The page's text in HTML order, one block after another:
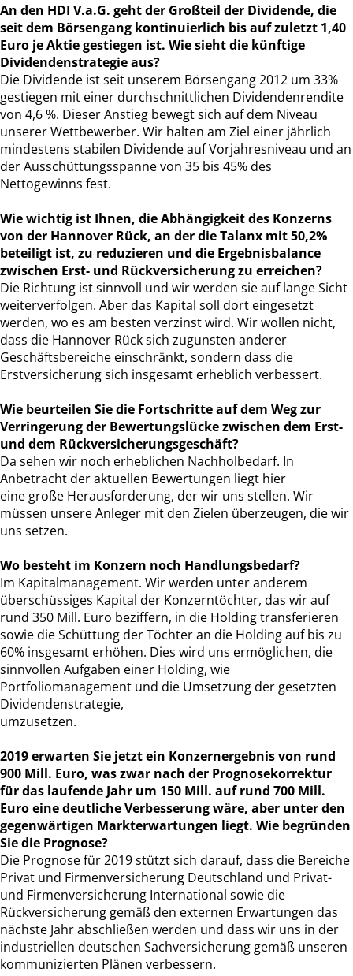
An den HDI V.a.G. geht der Großteil der Dividende, die
seit dem Börsengang kontinuierlich bis auf zuletzt 1,40
Euro je Aktie gestiegen ist. Wie sieht die künftige
Dividendenstrategie aus?
Die Dividende ist seit unserem Börsengang 2012 um 33%
gestiegen mit einer durchschnittlichen Dividendenrendite
von 4,6 %. Dieser Anstieg bewegt sich auf dem Niveau
unserer Wettbewerber. Wir halten am Ziel einer jährlich
mindestens stabilen Dividende auf Vorjahresniveau und an
der Ausschüttungsspanne von 35 bis 45% des
Nettogewinns fest.
Wie wichtig ist Ihnen, die Abhängigkeit des Konzerns
von der Hannover Rück, an der die Talanx mit 50,2%
beteiligt ist, zu reduzieren und die Ergebnisbalance
zwischen Erst- und Rückversicherung zu erreichen?
Die Richtung ist sinnvoll und wir werden sie auf lange Sicht
weiterverfolgen. Aber das Kapital soll dort eingesetzt
werden, wo es am besten verzinst wird. Wir wollen nicht,
dass die Hannover Rück sich zugunsten anderer
Geschäftsbereiche einschränkt, sondern dass die
Erstversicherung sich insgesamt erheblich verbessert.
Wie beurteilen Sie die Fortschritte auf dem Weg zur
Verringerung der Bewertungslücke zwischen dem Erst-
und dem Rückversicherungsgeschäft?
Da sehen wir noch erheblichen Nachholbedarf. In
Anbetracht der aktuellen Bewertungen liegt hier
eine große Herausforderung, der wir uns stellen. Wir
müssen unsere Anleger mit den Zielen überzeugen, die wir
uns setzen.
Wo besteht im Konzern noch Handlungsbedarf?
Im Kapitalmanagement. Wir werden unter anderem
überschüssiges Kapital der Konzerntöchter, das wir auf
rund 350 Mill. Euro beziffern, in die Holding transferieren
sowie die Schüttung der Töchter an die Holding auf bis zu
60% insgesamt erhöhen. Dies wird uns ermöglichen, die
sinnvollen Aufgaben einer Holding, wie
Portfoliomanagement und die Umsetzung der gesetzten
Dividendenstrategie,
umzusetzen.
2019 erwarten Sie jetzt ein Konzernergebnis von rund
900 Mill. Euro, was zwar nach der Prognosekorrektur
für das laufende Jahr um 150 Mill. auf rund 700 Mill.
Euro eine deutliche Verbesserung wäre, aber unter den
gegenwärtigen Markterwartungen liegt. Wie begründen
Sie die Prognose?
Die Prognose für 2019 stützt sich darauf, dass die Bereiche
Privat und Firmenversicherung Deutschland und Privat-
und Firmenversicherung International sowie die
Rückversicherung gemäß den externen Erwartungen das
nächste Jahr abschließen werden und dass wir uns in der
industriellen deutschen Sachversicherung gemäß unseren
kommunizierten Plänen verbessern.